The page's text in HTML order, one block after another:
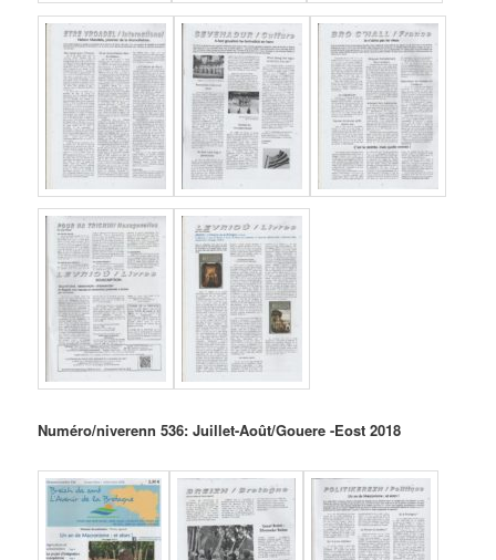
Numéro/niverenn 536: Juillet-Août/Gouere -Eost 2018